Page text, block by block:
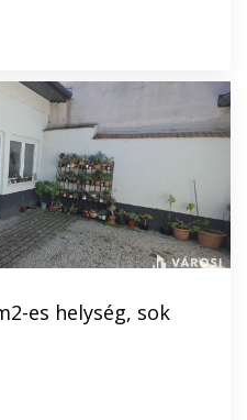
es helység, sok